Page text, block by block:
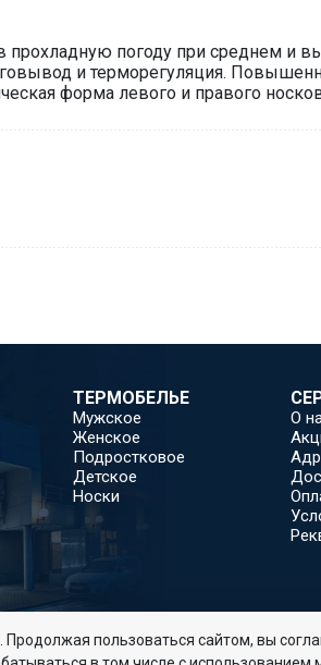
прохладную погоду при среднем и
и терморегуляция.
форма левого и правого
ТЕРМОБЕЛЬЕ
Мужское
Женское
Подростковое
Детское
Носки
О
пользоваться сайтом, вы